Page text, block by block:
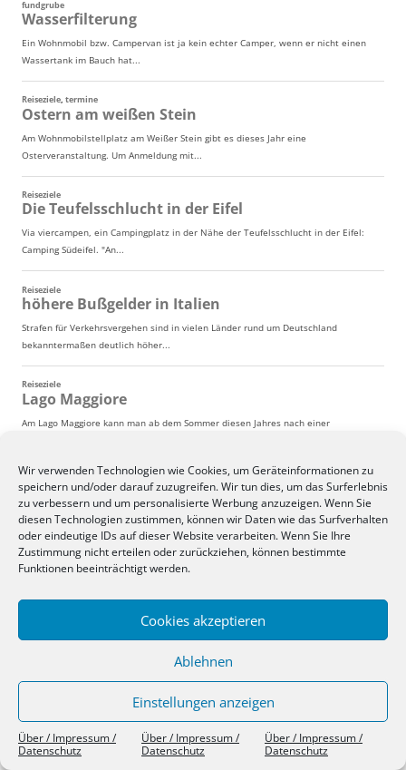
Wir verwenden Technologien wie Cookies, um Geräteinformationen zu
speichern und/oder darauf zuzugreifen. Wir tun dies, um das Surferlebnis
zu verbessern und um personalisierte Werbung anzuzeigen. Wenn Sie
diesen Technologien zustimmen, können wir Daten wie das Surfverhalten
oder eindeutige IDs auf dieser Website verarbeiten. Wenn Sie Ihre
Zustimmung nicht erteilen oder zurückziehen, können bestimmte
Funktionen beeinträchtigt werden.
Cookies akzeptieren
Ablehnen
Einstellungen anzeigen
Über / Impressum /
Datenschutz
Über / Impressum /
Datenschutz
Über / Impressum /
Datenschutz
Über / Impressum / Datenschutz Stolz präsentiert von WordPress